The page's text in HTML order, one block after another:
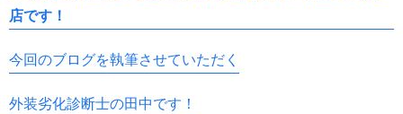
店です！
今回のブログを執筆させていただく
外装劣化診断士の田中です！